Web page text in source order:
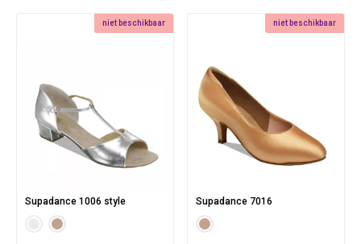
niet beschikbaar
Supadance 1006 style
niet beschikbaar
Supadance 7016